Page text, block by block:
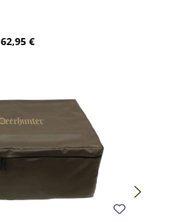
Regulärer Preis:
62,95 €